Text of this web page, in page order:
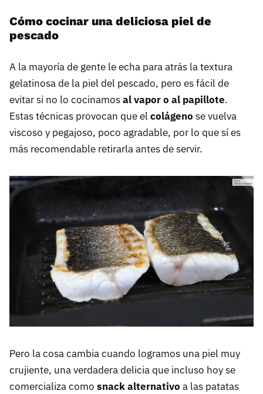
Cómo cocinar una deliciosa piel de
pescado
A la mayoría de gente le echa para atrás la textura
gelatinosa de la piel del pescado, pero es fácil de
evitar si no lo cocinamosal vapor o al papillote.
Estas técnicas provocan que el colágeno se vuelva
viscoso y pegajoso, poco agradable, por lo que sí es
más recomendable retirarla antes de servir.
Pero la cosa cambia cuando logramos una piel muy
crujiente, una verdadera delicia que incluso hoy se
comercializa como snack alternativo a las patatas